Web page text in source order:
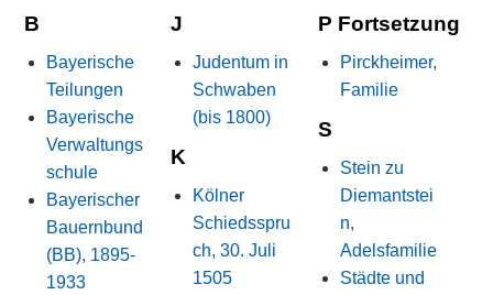
B
Bayerische
Teilungen
Bayerische
Verwaltungs
schule
Bayerischer
Bauernbund
(BB), 1895-
1933
J
Judentum in
Schwaben
(bis 1800)
K
Kölner
Schiedsspru
ch, 30. Juli
1505
P Fortsetzung
Pirckheimer,
Familie
S
Stein zu
Diemantstei
n,
Adelsfamilie
Städte und